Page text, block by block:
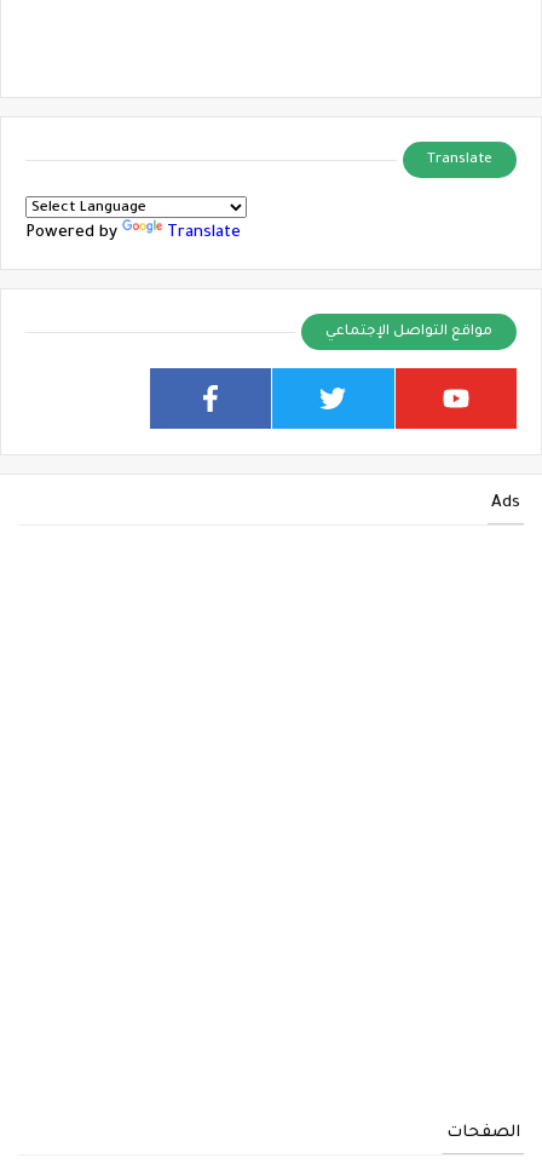
Translate
Powered by Translate
مواقع التواصل الإجتماعي
Ads
الصفحات